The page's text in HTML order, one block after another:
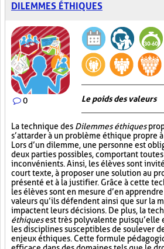
DILEMMES ÉTHIQUES
0 Le poids des valeurs
La technique des Dilemmes éthiques
s’attarder à un problème éthique propre
Lors d’un dilemme, une personne est
deux parties possibles, comportant
inconvénients. Ainsi, les élèves sont
court texte, à proposer une solution au
présenté et à la justifier. Grâce à cette
les élèves sont en mesure d’en
valeurs qu’ils défendent ainsi que sur la
impactent leurs décisions. De plus, la
éthiquesest très polyvalente puisqu’elle
les disciplines susceptibles de soulever
enjeux éthiques. Cette formule